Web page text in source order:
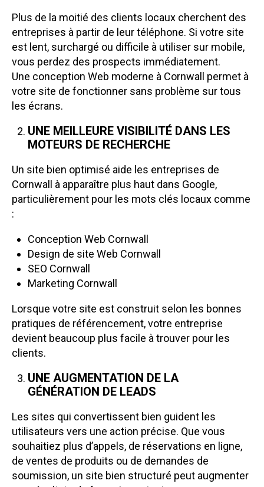
Plus de la moitié des clients locaux cherchent des
entreprises à partir de leur téléphone. Si votre site
est lent, surchargé ou difficile à utiliser sur mobile,
vous perdez des prospects immédiatement.
Une conception Web moderne à Cornwall permet à
votre site de fonctionner sans problème sur tous
les écrans.
UNE MEILLEURE VISIBILITÉ DANS LES
MOTEURS DE RECHERCHE
Un site bien optimisé aide les entreprises de
Cornwall à apparaître plus haut dans Google,
particulièrement pour les mots clés locaux comme
:
Conception Web Cornwall
Design de site Web Cornwall
SEO Cornwall
Marketing Cornwall
Lorsque votre site est construit selon les bonnes
pratiques de référencement, votre entreprise
devient beaucoup plus facile à trouver pour les
clients.
UNE AUGMENTATION DE LA
GÉNÉRATION DE LEADS
Les sites qui convertissent bien guident les
utilisateurs vers une action précise. Que vous
souhaitiez plus d’appels, de réservations en ligne,
de ventes de produits ou de demandes de
soumission, un site bien structuré peut augmenter